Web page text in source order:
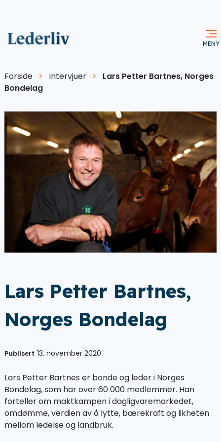
Forside > Intervjuer >
Lars Petter Bartnes, Norges
Bondelag
Lars Petter Bartnes,
Norges Bondelag
Publisert 13. november 2020
Lars Petter Bartnes er bonde og leder i Norges
Bondelag, som har over 60 000 medlemmer. Han
forteller om maktkampen i dagligvaremarkedet,
omdømme, verdien av å lytte, bærekraft og likheten
mellom ledelse og landbruk.